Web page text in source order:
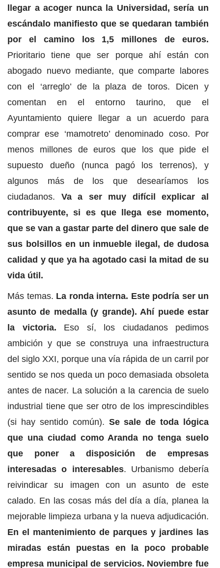
llegar a acoger nunca la Universidad, sería un
escándalo manifiesto que se quedaran también
por el camino los 1,5 millones de euros.
Prioritario tiene que ser porque ahí están con
abogado nuevo mediante, que comparte labores
con el ‘arreglo’ de la plaza de toros. Dicen y
comentan en el entorno taurino, que el
Ayuntamiento quiere llegar a un acuerdo para
comprar ese ‘mamotreto’ denominado coso. Por
menos millones de euros que los que pide el
supuesto dueño (nunca pagó los terrenos), y
algunos más de los que desearíamos los
ciudadanos. Va a ser muy difícil explicar al
contribuyente, si es que llega ese momento,
que se van a gastar parte del dinero que sale de
sus bolsillos en un inmueble ilegal, de dudosa
calidad y que ya ha agotado casi la mitad de su
vida útil.
Más temas. La ronda interna. Este podría ser un
asunto de medalla (y grande). Ahí puede estar
la victoria. Eso sí, los ciudadanos pedimos
ambición y que se construya una infraestructura
del siglo XXI, porque una vía rápida de un carril por
sentido se nos queda un poco demasiada obsoleta
antes de nacer. La solución a la carencia de suelo
industrial tiene que ser otro de los imprescindibles
(si hay sentido común). Se sale de toda lógica
que una ciudad como Aranda no tenga suelo
que poner a disposición de empresas
interesadas o interesables. Urbanismo debería
reivindicar su imagen con un asunto de este
calado. En las cosas más del día a día, planea la
mejorable limpieza urbana y la nueva adjudicación.
En el mantenimiento de parques y jardines las
miradas están puestas en la poco probable
empresa municipal de servicios. Noviembre fue